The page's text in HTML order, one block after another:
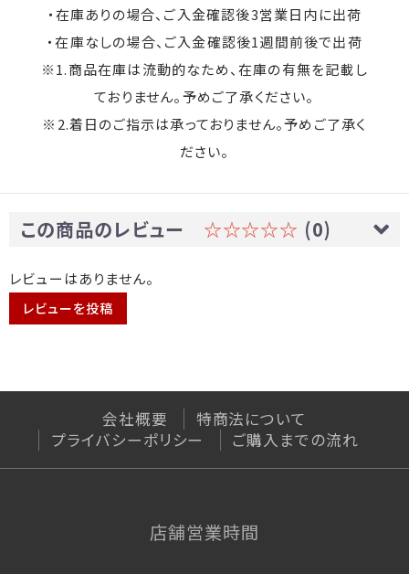
・在庫ありの場合、ご入金確認後3営業日内に出荷
・在庫なしの場合、ご入金確認後1週間前後で出荷
※1.商品在庫は流動的なため、在庫の有無を記載し
ておりません。予めご了承ください。
※2.着日のご指示は承っておりません。予めご了承く
ださい。
この商品のレビュー ☆☆☆☆☆ (0)
レビューはありません。
レビューを投稿
会社概要
特商法について
プライバシーポリシー
ご購入までの流れ
店舗営業時間